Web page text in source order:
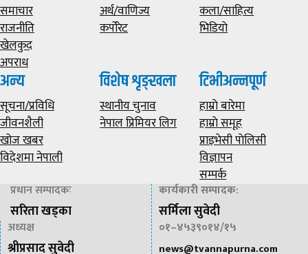
समाचार
राजनीति
खेलकुद
अपराध
अर्थ/वाणिज्य
कर्पोरेट
कला/साहित्य
भिडियाे
अन्य
सूचना/प्रविधि
जीवनशैली
खोज खबर
विदेशमा नेपाली
विशेष शृङ्खला
स्थानीय चुनाव
नेपाल प्रिमियर लिग
टिभीअन्नपूर्ण
हाम्राे बारेमा
हाम्राे समूह
प्राइभेसी पाेलिसी
विज्ञापन
सम्पर्क
प्रधान सम्पादकः
सरिता खड्का
कार्यकारी सम्पादक:
सर्मिला सुवेदी
अध्यक्ष
श्रीप्रसाद सुवेदी
०१–४५३९०१४/१५
news@tvannapurna.com